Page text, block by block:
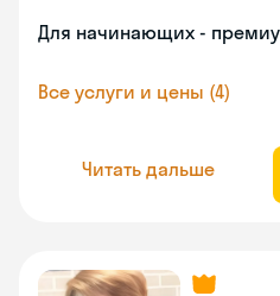
Для начинающих -
Все услуги и цены (4)
Читать дальше